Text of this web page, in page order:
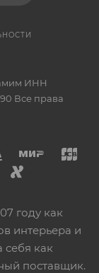
ИНН
Все права
году как
интерьера и
себя как
поставщик.